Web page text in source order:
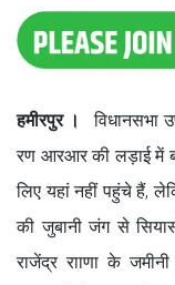
हमीरपुर ।
विधानसभा
रण आरआर की लड़ाई में
लिए यहां नहीं पहुंचे हैं,
की जुबानी जंग से
राजेंद्र रााणा के